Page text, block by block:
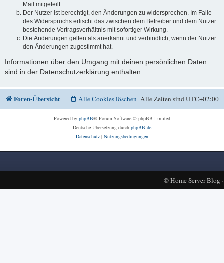
Mail mitgeteilt.
Der Nutzer ist berechtigt, den Änderungen zu widersprechen. Im Falle
des Widerspruchs erlischt das zwischen dem Betreiber und dem Nutzer
bestehende Vertragsverhältnis mit sofortiger Wirkung.
Die Änderungen gelten als anerkannt und verbindlich, wenn der Nutzer
den Änderungen zugestimmt hat.
Informationen über den Umgang mit deinen persönlichen Daten
sind in der Datenschutzerklärung enthalten.
Foren-Übersicht Alle Zeiten sindUTC+02:00
Alle Cookies löschen
Powered by phpBB® Forum Software © phpBB Limited
Deutsche Übersetzung durch phpBB.de
Datenschutz| Nutzungsbedingungen
©Home Server Blog